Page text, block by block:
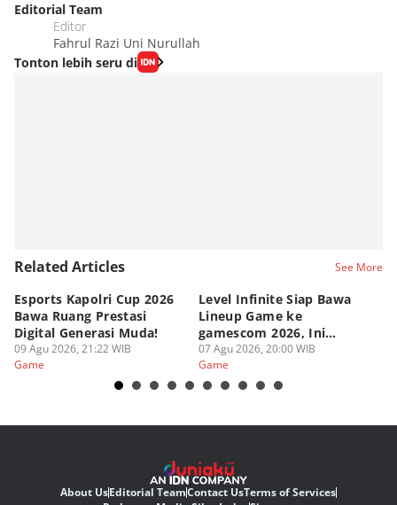
Editorial Team
Editor
Fahrul Razi Uni Nurullah
Tonton lebih seru di
Related Articles See More
Esports Kapolri Cup 2026
Bawa Ruang Prestasi
Digital Generasi Muda!
09 Agu 2026, 21:22 WIB
Game
Level Infinite Siap Bawa
Lineup Game ke
gamescom 2026, Ini
Judulnya!
07 Agu 2026, 20:00 WIB
Game
About UsEditorial TeamContact UsTerms of Services